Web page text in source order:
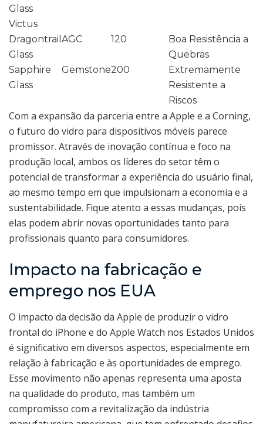
Glass
Victus
Dragontrail
Glass
AGC 120
Boa Resistência a
Quebras
Sapphire
Glass
Gemstone200
Extremamente
Resistente a
Riscos
Com a expansão da parceria entre a Apple e a Corning,
o futuro do vidro para dispositivos móveis parece
promissor. Através de inovação contínua e foco na
produção local, ambos os líderes do setor têm o
potencial de transformar a experiência do usuário final,
ao mesmo tempo em que impulsionam a economia e a
sustentabilidade. Fique atento a essas mudanças, pois
elas podem abrir novas oportunidades tanto para
profissionais quanto para consumidores.
Impacto na fabricação e
emprego nos EUA
O impacto da decisão da Apple de produzir o vidro
frontal do iPhone e do Apple Watch nos Estados Unidos
é significativo em diversos aspectos, especialmente em
relação à fabricação e às oportunidades de emprego.
Esse movimento não apenas representa uma aposta
na qualidade do produto, mas também um
compromisso com a revitalização da indústria